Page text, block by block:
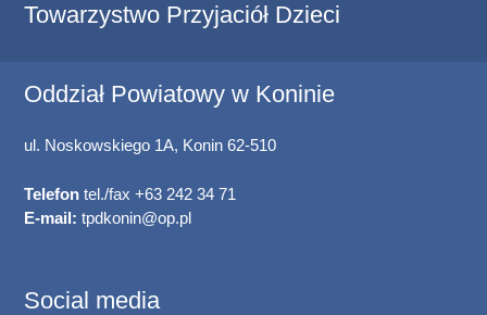
Towarzystwo Przyjaciół Dzieci
Oddział Powiatowy w Koninie
ul. Noskowskiego 1A, Konin 62-510
Telefon tel./fax +63 242 34 71
E-mail: tpdkonin@op.pl
Social media